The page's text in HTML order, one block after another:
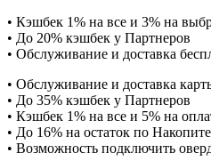
• Кэшбек 1% на все и 3% на
• До 20% кэшбек у Партнеров
• Обслуживание и доставка
• Обслуживание и доставка
• До 35% кэшбек у Партнеров
• Кэшбек 1% на все и 5% на
• До 16% на остаток по
• Возможность подключить